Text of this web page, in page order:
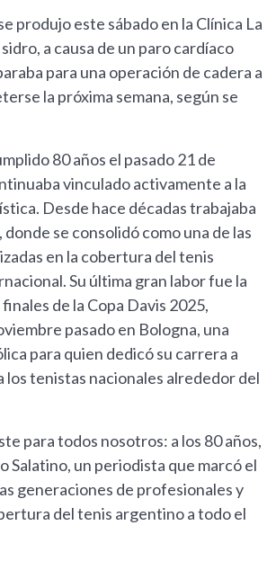
produjo este sábado en la Clínica La
a causa de un paro cardíaco
para una operación de cadera a
la próxima semana, según se
80 años el pasado 21 de
vinculado activamente a la
Desde hace décadas trabajaba
donde se consolidó como una de las
en la cobertura del tenis
Su última gran labor fue la
de la Copa Davis 2025,
pasado en Bologna, una
para quien dedicó su carrera a
los tenistas nacionales alrededor del
para todos nosotros: a los 80 años,
Salatino, un periodista que marcó el
generaciones de profesionales y
del tenis argentino a todo el